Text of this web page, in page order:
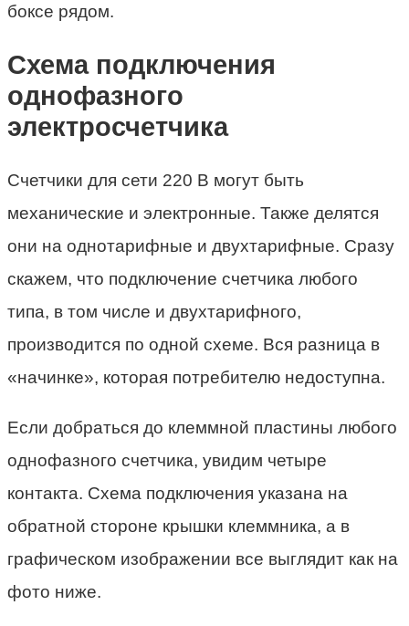
боксе рядом.
Схема подключения
однофазного
электросчетчика
Счетчики для сети 220 В могут быть
механические и электронные. Также делятся
они на однотарифные и двухтарифные. Сразу
скажем, что подключение счетчика любого
типа, в том числе и двухтарифного,
производится по одной схеме. Вся разница в
«начинке», которая потребителю недоступна.
Если добраться до клеммной пластины любого
однофазного счетчика, увидим четыре
контакта. Схема подключения указана на
обратной стороне крышки клеммника, а в
графическом изображении все выглядит как на
фото ниже.